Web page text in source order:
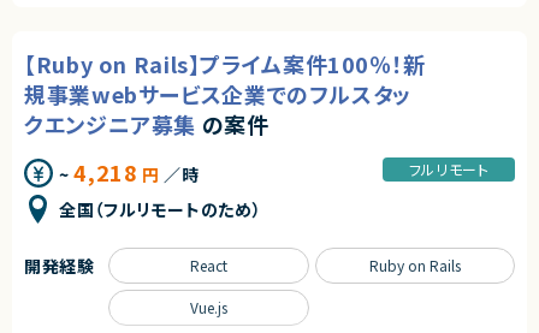
■事業概要
事業部を横断した開発の支援を行う部署です。
事業立ち上げの支援や事業ブーストするための横断支援を行います。
一つのサービスだけじゃなく、様々なサービスと関わり事業をブーストするた
迅速なキャッチアップを求められますが横断的に事業に関わることで様々な
開発環境に携わることができます。
今回は開発支援のプロジェクトの増加に基づき、開発業務から開発支援を
行っていただくフルスタックエンジニアを募集します！
■募集背景
テックリード室は支援を求めている各事業や全社横断的なプロジェクトにた
いして技術支援を行う組織です。
単に技術に精通しているだけではなく、事業を成長させ続けるために技術
【Ruby on Rails】プライム案件100％！新
規事業webサービス企業でのフルスタッ
クエンジニア募集 の案件
~4,218 円 ／時
全国（フルリモートのため）
フルリモート
開発経験 React Ruby on Rails
Vue.js